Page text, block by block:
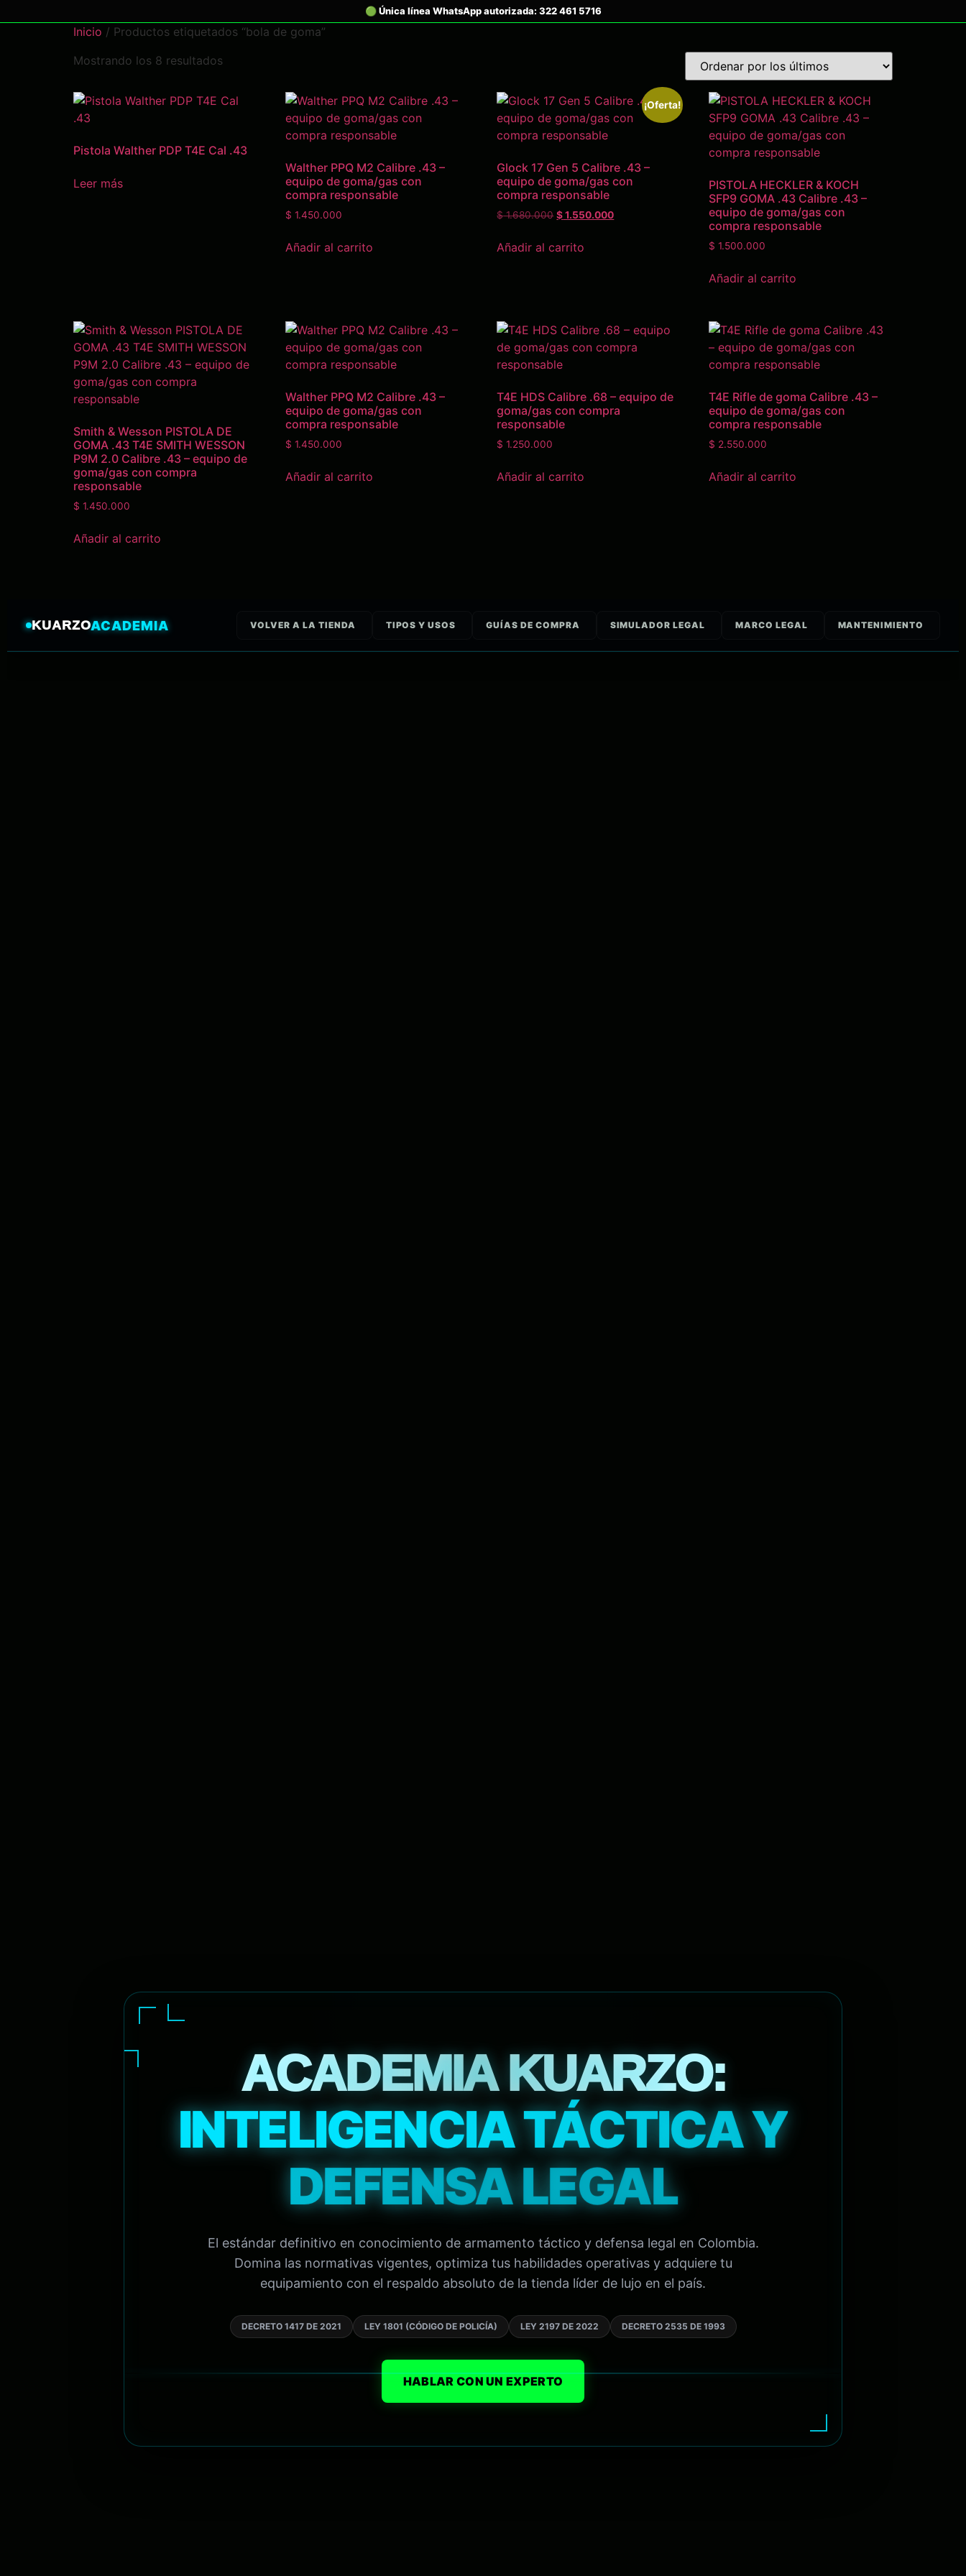
Inicio / Productos etiquetados “bola de goma”
Mostrando los 8 resultados
Pistola Walther PDP T4E Cal .43
Leer más
Walther PPQ M2 Calibre .43 –
equipo de goma/gas con
compra responsable
$ 1.450.000
Añadir al carrito
¡Oferta!
Glock 17 Gen 5 Calibre .43 –
equipo de goma/gas con
compra responsable
$1.680.000 $1.550.000
Añadir al carrito
PISTOLA HECKLER & KOCH
SFP9 GOMA .43 Calibre .43 –
equipo de goma/gas con
compra responsable
$ 1.500.000
Añadir al carrito
Smith & Wesson PISTOLA DE
GOMA .43 T4E SMITH WESSON
P9M 2.0 Calibre .43 – equipo de
goma/gas con compra
responsable
$ 1.450.000
Añadir al carrito
Walther PPQ M2 Calibre .43 –
equipo de goma/gas con
compra responsable
$ 1.450.000
Añadir al carrito
T4E HDS Calibre .68 – equipo de
goma/gas con compra
responsable
$ 1.250.000
Añadir al carrito
T4E Rifle de goma Calibre .43 –
equipo de goma/gas con
compra responsable
$ 2.550.000
Añadir al carrito
KUARZOACADEMIA VOLVER A LA TIENDA TIPOS Y USOS GUÍAS DE COMPRA SIMULADOR LEGAL MARCO LEGAL MANTENIMIENTO
ACADEMIA KUARZO:
INTELIGENCIA TÁCTICA Y
DEFENSA LEGAL
El estándar definitivo en conocimiento de armamento táctico y defensa legal en Colombia.
Domina las normativas vigentes, optimiza tus habilidades operativas y adquiere tu
equipamiento con el respaldo absoluto de la tienda líder de lujo en el país.
DECRETO 1417 DE 2021 LEY 1801 (CÓDIGO DE POLICÍA) LEY 2197 DE 2022 DECRETO 2535 DE 1993
HABLAR CON UN EXPERTO